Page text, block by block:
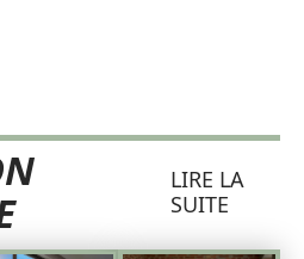
LIRE LA
SUITE